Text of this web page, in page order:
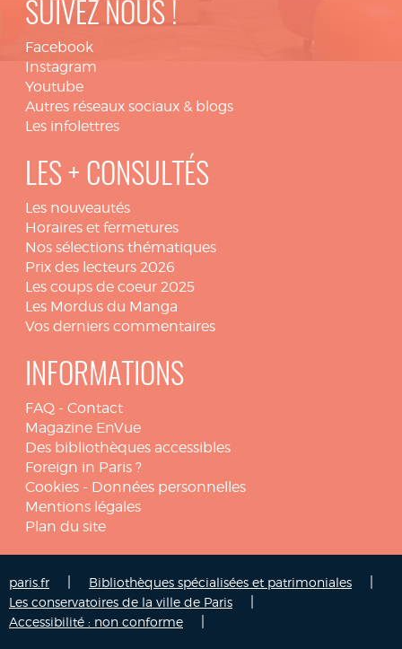
SUIVEZ NOUS !
Facebook
Instagram
Youtube
Autres réseaux sociaux & blogs
Les infolettres
LES + CONSULTÉS
Les nouveautés
Horaires et fermetures
Nos sélections thématiques
Prix des lecteurs 2026
Les coups de coeur 2025
Les Mordus du Manga
Vos derniers commentaires
INFORMATIONS
FAQ - Contact
Magazine EnVue
Des bibliothèques accessibles
Foreign in Paris ?
Cookies - Données personnelles
Mentions légales
Plan du site
paris.fr Bibliothèques spécialisées et patrimoniales
Les conservatoires de la ville de Paris
Accessibilité : non conforme